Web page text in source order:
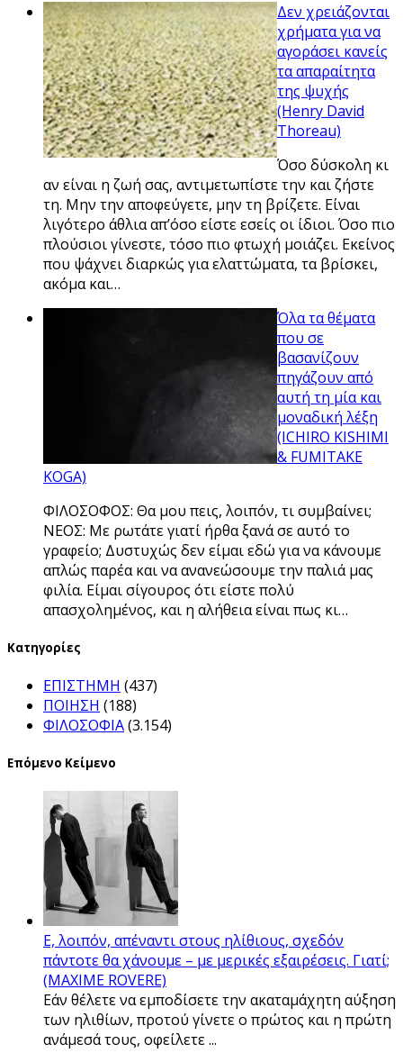
Δεν χρειάζονται
χρήματα για να
αγοράσει κανείς
τα απαραίτητα
της ψυχής
(Henry David
Thoreau)
Όσο δύσκολη κι
αν είναι η ζωή σας, αντιμετωπίστε την και ζήστε
τη. Μην την αποφεύγετε, μην τη βρίζετε. Είναι
λιγότερο άθλια απ’όσο είστε εσείς οι ίδιοι. Όσο πιο
πλούσιοι γίνεστε, τόσο πιο φτωχή μοιάζει. Εκείνος
που ψάχνει διαρκώς για ελαττώματα, τα βρίσκει,
ακόμα και…
Όλα τα θέματα
που σε
βασανίζουν
πηγάζουν από
αυτή τη μία και
μοναδική λέξη
(ICHIRO KISHIMI
& FUMITAKE
KOGA)
ΦΙΛΟΣΟΦΟΣ: Θα μου πεις, λοιπόν, τι συμβαίνει;
ΝΕΟΣ: Με ρωτάτε γιατί ήρθα ξανά σε αυτό το
γραφείο; Δυστυχώς δεν είμαι εδώ για να κάνουμε
απλώς παρέα και να ανανεώσουμε την παλιά μας
φιλία. Είμαι σίγουρος ότι είστε πολύ
απασχολημένος, και η αλήθεια είναι πως κι…
Kατηγορίες
ΕΠΙΣΤΗΜΗ (437)
ΠΟΙΗΣΗ (188)
ΦΙΛΟΣΟΦΙΑ(3.154)
Επόμενο Κείμενο
Ε, λοιπόν, απέναντι στους ηλίθιους, σχεδόν
πάντοτε θα χάνουμε – με μερικές εξαιρέσεις. Γιατί;
(MAXIME ROVERE)
Εάν θέλετε να εμποδίσετε την ακαταμάχητη αύξηση
των ηλιθίων, προτού γίνετε ο πρώτος και η πρώτη
ανάμεσά τους, οφείλετε ...